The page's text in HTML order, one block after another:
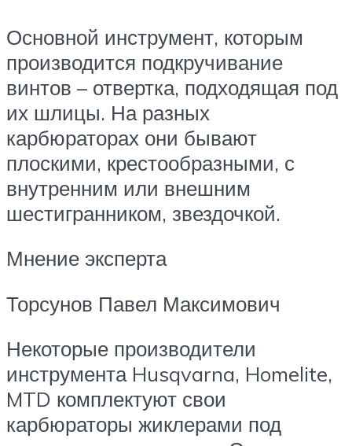
Основной инструмент, которым
производится подкручивание
винтов – отвертка, подходящая под
их шлицы. На разных
карбюраторах они бывают
плоскими, крестообразными, с
внутренним или внешним
шестигранником, звездочкой.
Мнение эксперта
Торсунов Павел Максимович
Некоторые производители
инструмента Husqvarna, Homelite,
MTD комплектуют свои
карбюраторы жиклерами под